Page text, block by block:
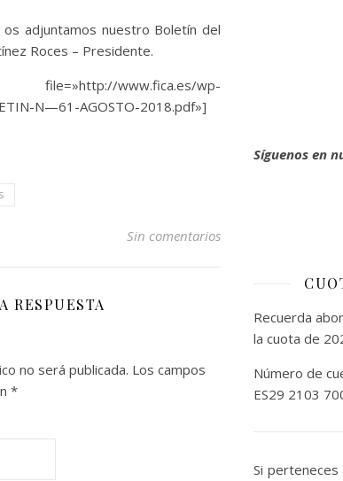
adjuntamos nuestro Boletín del
Roces – Presidente.
www.fica.es/wp-
N—61-AGOSTO-2018.pdf»]
Sin comentarios
RESPUESTA
no será publicada. Los campos
*
Síguenos en
Recuerda
la cuota de
Número de
ES29 2103
Si perteneces